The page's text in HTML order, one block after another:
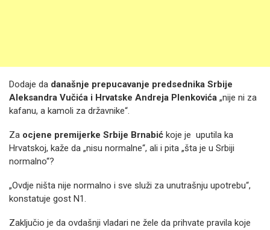
Dodaje da današnje prepucavanje predsednika Srbije
Aleksandra Vučića i Hrvatske Andreja Plenkovića „nije ni za
kafanu, a kamoli za državnike“.
Za ocjene premijerke Srbije Brnabić koje je uputila ka
Hrvatskoj, kaže da „nisu normalne“, ali i pita „šta je u Srbiji
normalno“?
„Ovdje ništa nije normalno i sve služi za unutrašnju upotrebu“,
konstatuje gost N1.
Zaključio je da ovdašnji vladari ne žele da prihvate pravila koje